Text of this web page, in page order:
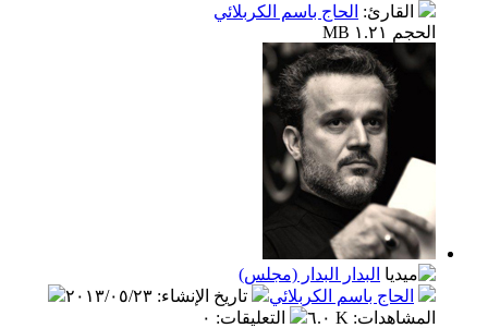
القارئ: الحاج باسم الكربلائي
الحجم ١.٢١ MB
البدار البدار (مجلس)
الحاج باسم الكربلائي
تاريخ الإنشاء: ٢٠١٣/٠٥/٢٣
المشاهدات: ٦.٠ K التعليقات: ٠